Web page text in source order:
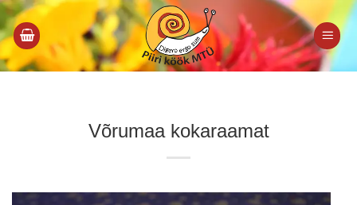
Skip
to
content
Võrumaa kokaraamat